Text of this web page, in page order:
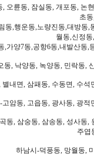
오륜동, 잠실동, 개포동,
초
동,행운동,노량진동,대방
월동,신정
,가양7동,공항6동,내발산동,
동, 낙양동, 녹양동, 민락동,
내면, 삼패동, 수동면, 수
고암동, 고읍동, 광사동, 광
동, 삼숭동, 삼송동, 성사
주엽
하남시-덕풍동, 망월동,